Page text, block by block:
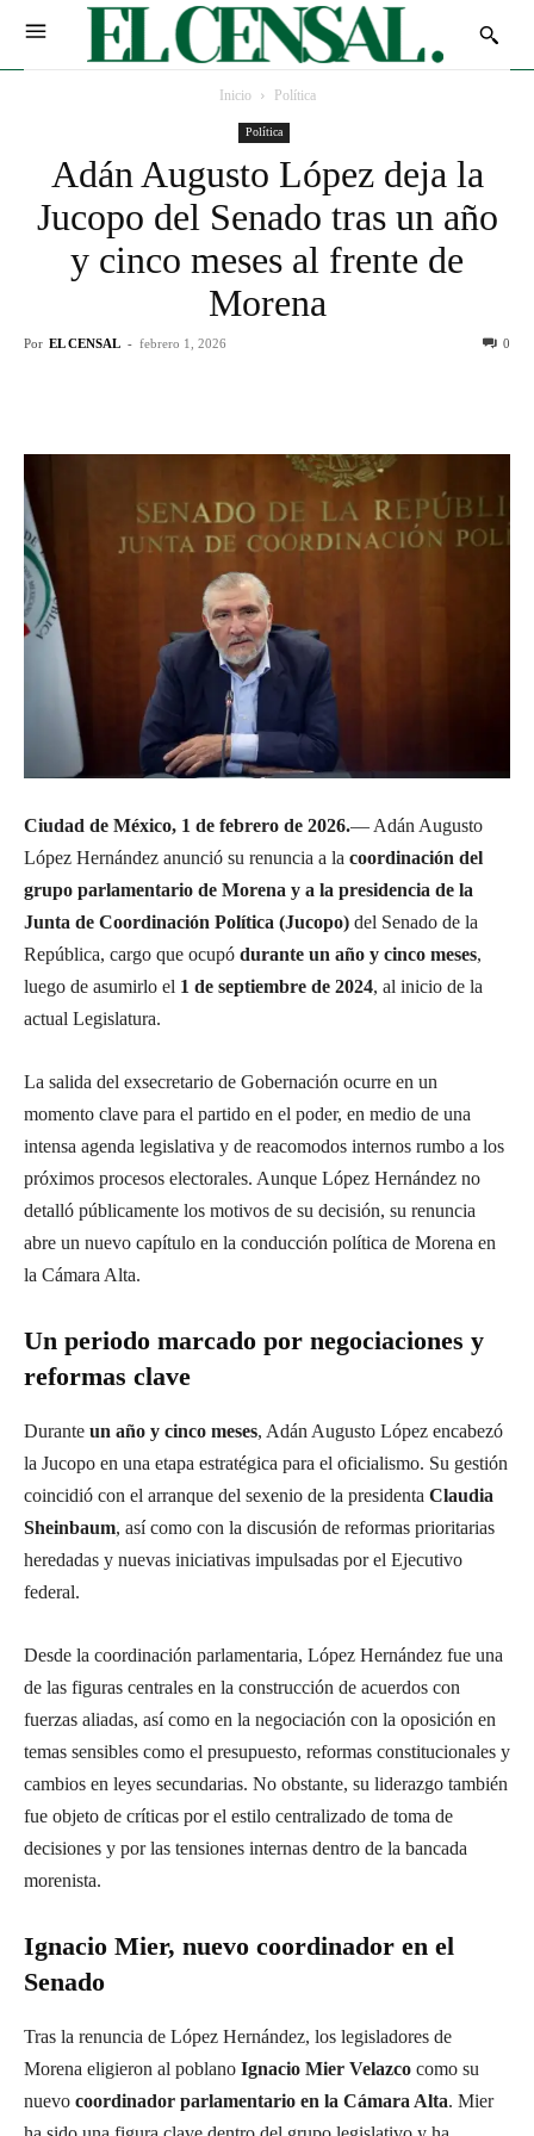
Inicio Política
Política
Adán Augusto López deja la
Jucopo del Senado tras un año
y cinco meses al frente de
Morena
Por EL CENSAL - febrero 1, 2026 0
Ciudad de México, 1 de febrero de 2026.— Adán Augusto
López Hernández anunció su renuncia a la coordinación del
grupo parlamentario de Morena y a la presidencia de la
Junta de Coordinación Política (Jucopo) del Senado de la
República, cargo que ocupó durante un año y cinco meses,
luego de asumirlo el 1 de septiembre de 2024, al inicio de la
actual Legislatura.
La salida del exsecretario de Gobernación ocurre en un
momento clave para el partido en el poder, en medio de una
intensa agenda legislativa y de reacomodos internos rumbo a los
próximos procesos electorales. Aunque López Hernández no
detalló públicamente los motivos de su decisión, su renuncia
abre un nuevo capítulo en la conducción política de Morena en
la Cámara Alta.
Un periodo marcado por negociaciones y
reformas clave
Durante un año y cinco meses, Adán Augusto López encabezó
la Jucopo en una etapa estratégica para el oficialismo. Su gestión
coincidió con el arranque del sexenio de la presidenta Claudia
Sheinbaum, así como con la discusión de reformas prioritarias
heredadas y nuevas iniciativas impulsadas por el Ejecutivo
federal.
Desde la coordinación parlamentaria, López Hernández fue una
de las figuras centrales en la construcción de acuerdos con
fuerzas aliadas, así como en la negociación con la oposición en
temas sensibles como el presupuesto, reformas constitucionales y
cambios en leyes secundarias. No obstante, su liderazgo también
fue objeto de críticas por el estilo centralizado de toma de
decisiones y por las tensiones internas dentro de la bancada
morenista.
Ignacio Mier, nuevo coordinador en el
Senado
Tras la renuncia de López Hernández, los legisladores de
Morena eligieron al poblano Ignacio Mier Velazco como su
nuevo coordinador parlamentario en la Cámara Alta. Mier